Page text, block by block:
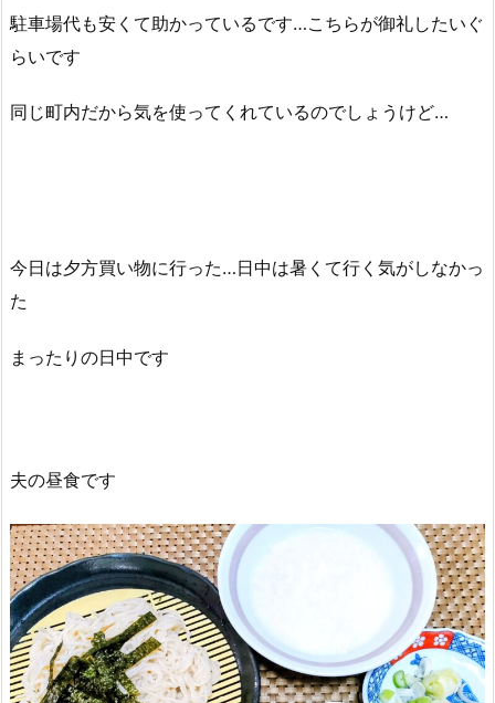
駐車場代も安くて助かっているです…こちらが御礼したいぐ
らいです
同じ町内だから気を使ってくれているのでしょうけど…
今日は夕方買い物に行った…日中は暑くて行く気がしなかっ
た
まったりの日中です
夫の昼食です